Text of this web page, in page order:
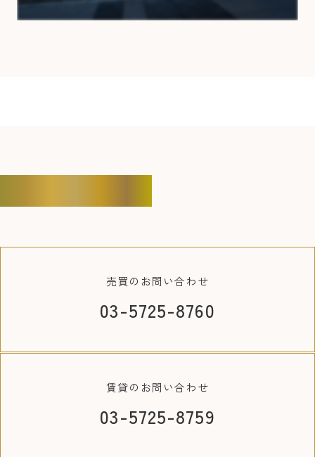
売買の お問い合わせ
03-5725-8760
賃貸の お問い合わせ
03-5725-8759